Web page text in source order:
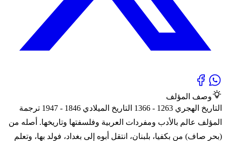
وصف المؤلف
التاريخ الهجري 1263 - 1366 التاريخ الميلادي 1846 - 1947 ترجمة
المؤلف عالم بالأدب ومفردات العربية وفلسفتها وتاريخها. أصله من
(بحر صاف) من بكفيا، بلبنان، انتقل أبوه إلى بغداد، فولد بها، وتعلم